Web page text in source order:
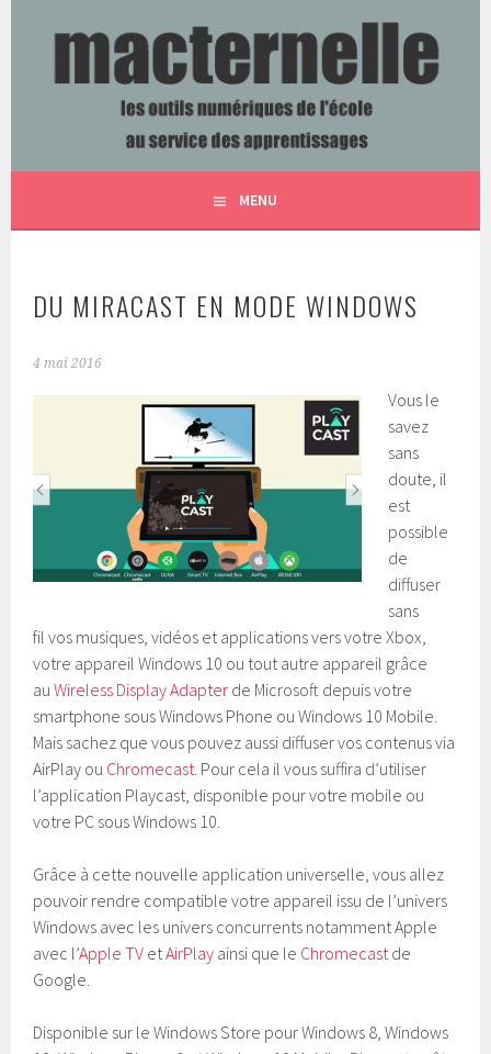
MACTERNELLE
LES OUTILS NUMÉRIQUES DE L'ÉCOLE AU SERVICE DES
MENU
DU MIRACAST EN MODE WINDOWS
4 mai 2016
Vous le
savez
sans
doute, il
est
possible
de
diffuser
sans
fil vos musiques, vidéos et applications vers votre Xbox,
votre appareil Windows 10 ou tout autre appareil grâce
auWireless Display Adapter de Microsoft depuis votre
smartphone sous Windows Phone ou Windows 10 Mobile.
Mais sachez que vous pouvez aussi diffuser vos contenus via
AirPlay ou Chromecast. Pour cela il vous suffira d’utiliser
l’application Playcast, disponible pour votre mobile ou
votre PC sous Windows 10.
Grâce à cette nouvelle application universelle, vous allez
pouvoir rendre compatible votre appareil issu de l’univers
Windows avec les univers concurrents notamment Apple
avec l’Apple TV etAirPlay ainsi que le Chromecastde
Google.
Disponible sur le Windows Store pour Windows 8, Windows